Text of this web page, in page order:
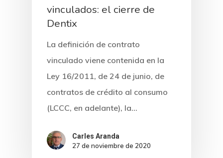
vinculados: el cierre de
Dentix
La definición de contrato
vinculado viene contenida en la
Ley 16/2011, de 24 de junio, de
contratos de crédito al consumo
(LCCC, en adelante), la…
Carles Aranda
27 de noviembre de 2020